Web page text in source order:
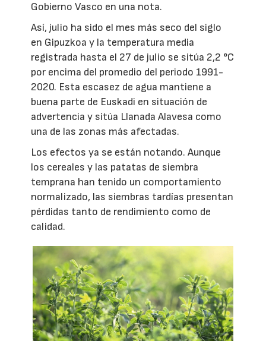
Gobierno Vasco en una nota.
Así, julio ha sido el mes más seco del siglo
en Gipuzkoa y la temperatura media
registrada hasta el 27 de julio se sitúa 2,2 °C
por encima del promedio del periodo 1991-
2020. Esta escasez de agua mantiene a
buena parte de Euskadi en situación de
advertencia y sitúa Llanada Alavesa como
una de las zonas más afectadas.
Los efectos ya se están notando. Aunque
los cereales y las patatas de siembra
temprana han tenido un comportamiento
normalizado, las siembras tardías presentan
pérdidas tanto de rendimiento como de
calidad.